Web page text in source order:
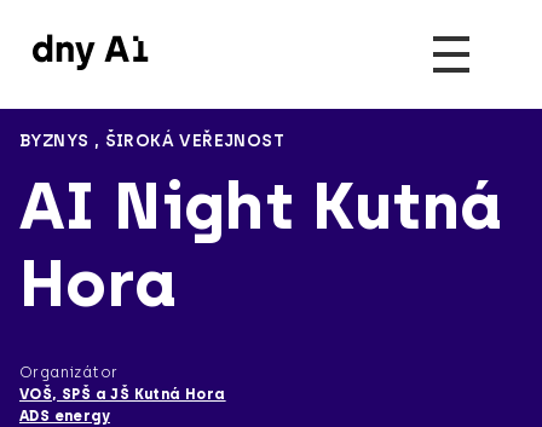
BYZNYS , ŠIROKÁ VEŘEJNOST
AI Night Kutná
Hora
Organizátor
VOŠ, SPŠ a JŠ Kutná Hora
ADS energy